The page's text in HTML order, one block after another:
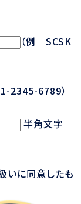
（例 SCSK
2345-6789）
半角文字
いに同意したも